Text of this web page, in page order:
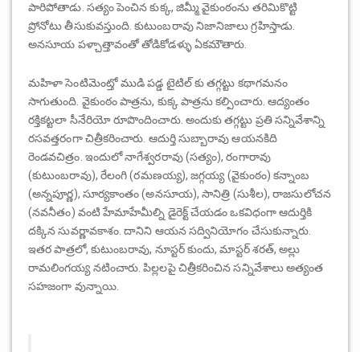
పారిపోతాడు. సత్యం పెంచిన కుక్క, జిమ్మీ వైకుంఠంను తరిమికొట్టి
ప్రోనోటు తీసుకువస్తుంది. కుటుంబరావు నిజానిజాలు గ్రహిస్తాడు.
అనసూయ పళ్చాత్తావంతో తోడికోడళ్ళు ఏకమౌతారు.
మహిళా సెంటిమెంట్తో ముడి పడ్డ టైటిల్ కు తగ్గట్టు కథాగమనం
సాగుతుంది. వైకుంఠం పాత్రను, కుక్క పాత్రను కల్పించారు. ఆద్యంతం
రక్తికట్టలా సీనేరియో రూపొందించారు. అందుకు తగ్గట్టు ప్రతి సన్నివేశాన్ని
రసవత్తరంగా చిత్రీకరించారు. ఆదుర్తి సుబ్బారావు ఆయనకిది
రెండవచిత్రం. ఇందులో నాగేశ్వరరావు (సత్యం), రంగారావు
(కుటుంబరావు), రేలంగి (రమణయ్య), జగ్గయ్య (వైకుంఠం) కన్నాంబ
(అన్నపూర్ణ), సూర్యకాంతం (అనసూయ), సానిత్రి (సుశీల), రాజసులోచన
(నవనీతం) వంటి హేమాహేమీల్ని డైరెక్ట్ చేయడం ఒకవిధంగా ఆదుర్తికి
దక్కిన సువర్ణావకాశం. దానిని ఆయన సద్వినియోగం చేసుకున్నారు.
ఇతర పాత్రలో, కుటుంబరావు, నూస్టర్ కుందు, మాస్టర్ శరత్, అల్లు
రామలింగయ్య నటించారు. పిల్లలపై చిత్రీకరించిన సన్నివేశాలు అత్యంత
సహజంగా వున్నాయి.